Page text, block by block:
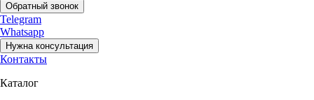
Обратный звонок
Telegram
Whatsapp
Нужна консультация
Контакты
Каталог